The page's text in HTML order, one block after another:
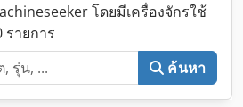
โดยมีเครื่องจักรใช้
รายการ
ค้นหา